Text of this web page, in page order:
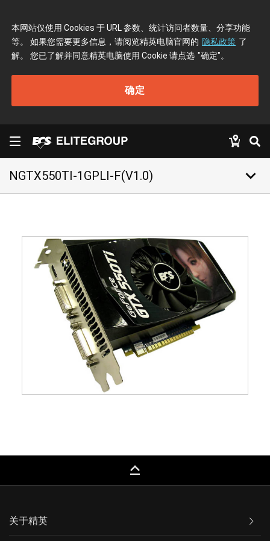
本网站仅使用 Cookies 于 URL 参数、统计访问者数量、分享功能
等。 如果您需要更多信息，请阅览精英电脑官网的 隐私政策 了
解。 您已了解并同意精英电脑使用 Cookie 请点选 "确定"。
确定
NGTX550TI-1GPLI-F(V1.0) keyboard_arrow_down
keyboard_capslock
关于精英